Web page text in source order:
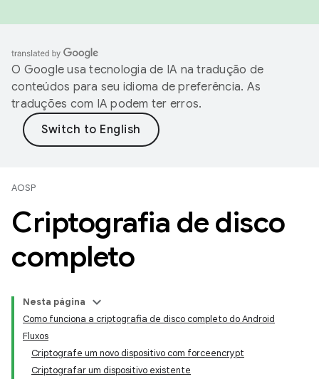
O Google usa tecnologia de IA na tradução de
conteúdos para seu idioma de preferência. As
traduções com IA podem ter erros.
AOSP
Criptografia de disco
completo
Nesta página
Como funciona a criptografia de disco completo do Android
Fluxos
Criptografe um novo dispositivo com forceencrypt
Criptografar um dispositivo existente